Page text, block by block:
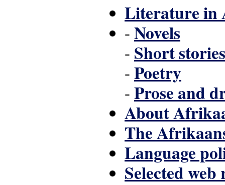
Literature in
- Novels
- Short stories
- Poetry
- Prose and
About
The
Language
Selected web